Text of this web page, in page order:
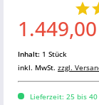
Inhalt: 1 Stück
inkl. MwSt. zzgl.
Lieferzeit: 25 bis